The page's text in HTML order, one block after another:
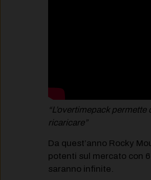
“L’overtimepack
ricaricare”
Da quest’anno Rocky
potenti sul mercato con
saranno infinite.